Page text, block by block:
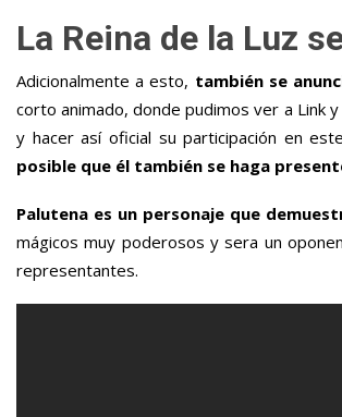
La Reina de la Luz
Adicionalmente a esto, también se
corto animado, donde pudimos ver a Link
y hacer así oficial su participación en
posible que él también se haga
Palutena es un personaje que
mágicos muy poderosos y sera un
representantes.